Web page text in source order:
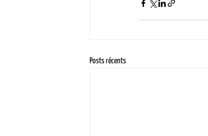
Posts récents